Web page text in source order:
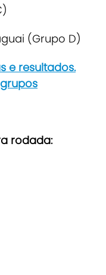
(Grupo D)
e resultados.
rodada: